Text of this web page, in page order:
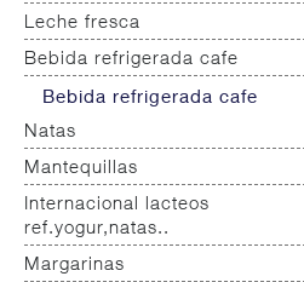
Yogur bifidus
Yogur salud
Postres refrigerados
Leche fresca
Leche fresca
Bebida refrigerada cafe
Bebida refrigerada cafe
Natas
Natas
Mantequillas
Mantequillas
Internacional lacteos
ref.yogur,natas..
Internacional natas
Margarinas